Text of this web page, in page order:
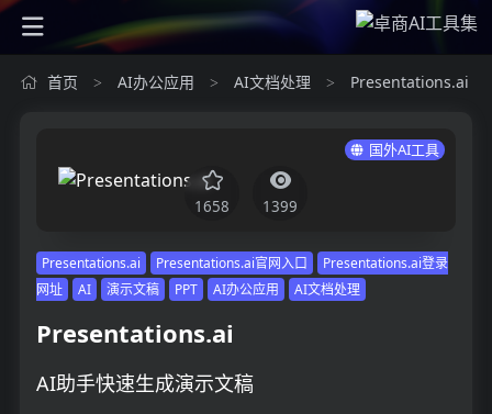
首页 > AI办公应用 > AI文档处理 > Presentations.ai
国外AI工具
1658 1399
Presentations.ai Presentations.ai官网入口
Presentations.ai登录
网址
AI 演示文稿 PPT AI办公应用 AI文档处理
Presentations.ai
AI助手快速生成演示文稿